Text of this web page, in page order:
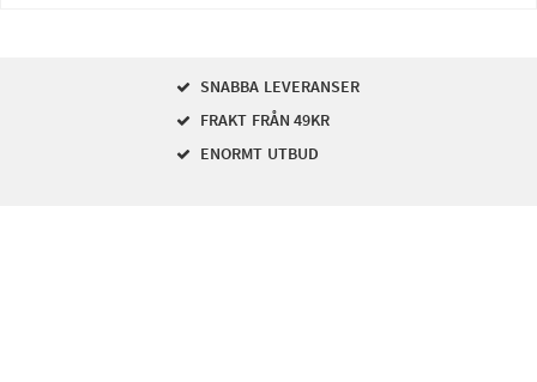
SNABBA LEVERANSER
FRAKT FRÅN 49KR
ENORMT UTBUD